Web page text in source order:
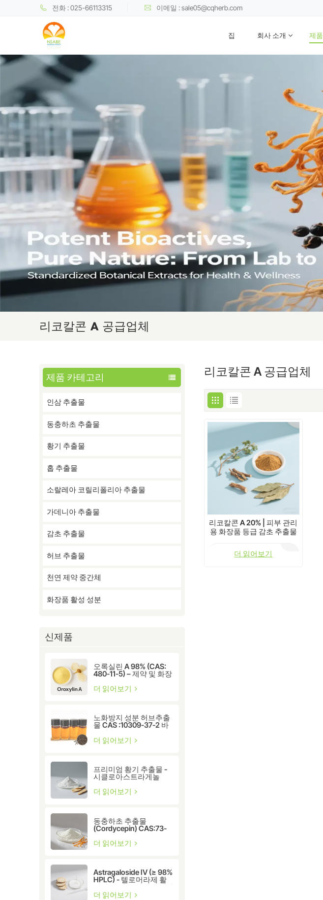
전화 : 025-66113315 이메일 : sale05@cqherb.com
집 회사 소개 제품
리코칼콘 A 공급업체
제품 카테고리
인삼 추출물
동충하초 추출물
황기 추출물
홉 추출물
소랄레아 코릴리폴리아 추출물
가데니아 추출물
감초 추출물
허브 추출물
천연 제약 중간체
화장품 활성 성분
신제품
오록실린 A 98% (CAS:
480-11-5) – 제약 및 화장
품 연구용 천연 플라보노
이드 화합물
더 읽어보기
노화방지 성분 허브추출
물 CAS :10309-37-2 바
쿠치올
더 읽어보기
프리미엄 황기 추출물 -
시클로아스트라게놀
CAS:78574-94-4
더 읽어보기
동충하초 추출물
(Cordycepin) CAS:73-
더 읽어보기
Astragaloside IV (≥ 98%
HPLC) - 텔로머라제 활
성화 및 세포 건강을 위한
프리미엄 황기 추출물
더 읽어보기
리코칼콘 A 공급업체
리코칼콘 A 20% | 피부 관리
용 화장품 등급 감초 추출물
더 읽어보기